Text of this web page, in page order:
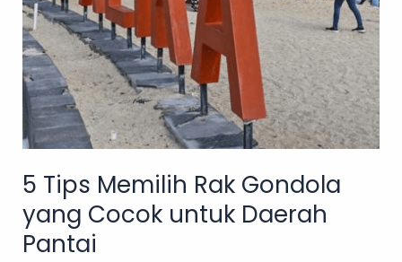
5 Tips Memilih Rak Gondola
yang Cocok untuk Daerah
Pantai
Pantai